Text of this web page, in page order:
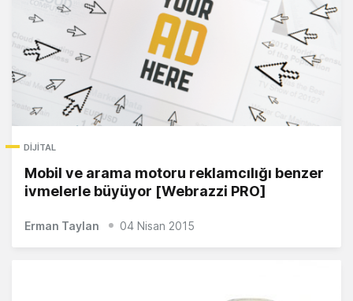
DIJITAL
Mobil ve arama motoru reklamcılığı benzer
ivmelerle büyüyor [Webrazzi PRO]
Erman Taylan 04 Nisan 2015